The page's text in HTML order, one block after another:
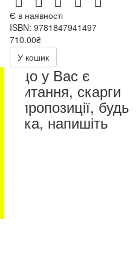
Є в наявності
ISBN: 9781847941497
710.00₴
У кошик
Якщо у Вас є
запитання, скарги
чи пропозиції, будь
ласка, напишіть